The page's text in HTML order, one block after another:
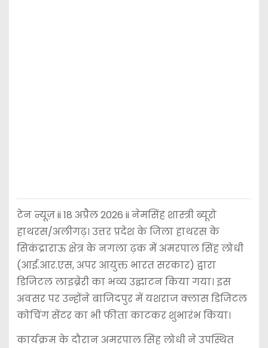
टेन न्यूज़ ii 18 अप्रैल 2026 ii नेमसिंह शास्त्री ब्यूरो
हाथरस/अलीगढ़। उत्तर प्रदेश के जिला हाथरस के
सिकंद्राराऊ क्षेत्र के नगला ढ़क में अमरपाल सिंह लोधी
(आई.आर.एस, अपर आयुक्त भारत सरकार) द्वारा
डिजिटल लाइब्रेरी का भव्य उद्घाटन किया गया। इस
अवसर पर उन्होंने बाजिदपुर में यशराज क्लास डिजिटल
कोचिंग सेंटर का भी फीता काटकर शुभारंभ किया।
कार्यक्रम के दौरान अमरपाल सिंह लोधी ने उपस्थित